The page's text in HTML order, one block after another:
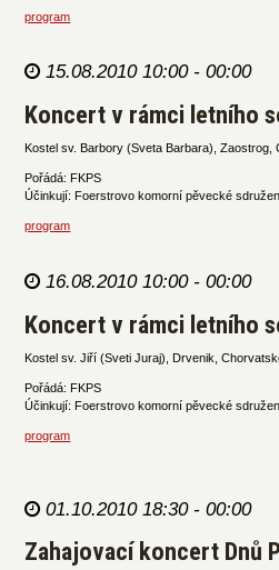
program
15.08.2010 10:00 - 00:00
Koncert v rámci letního
Kostel sv. Barbory (Sveta Barbara), Zaostrog,
Pořádá: FKPS
Účinkují: Foerstrovo komorní pěvecké
program
16.08.2010 10:00 - 00:00
Koncert v rámci letního
Kostel sv. Jiří (Sveti Juraj), Drvenik,
Pořádá: FKPS
Účinkují: Foerstrovo komorní pěvecké
program
01.10.2010 18:30 - 00:00
Zahajovací koncert Dnů